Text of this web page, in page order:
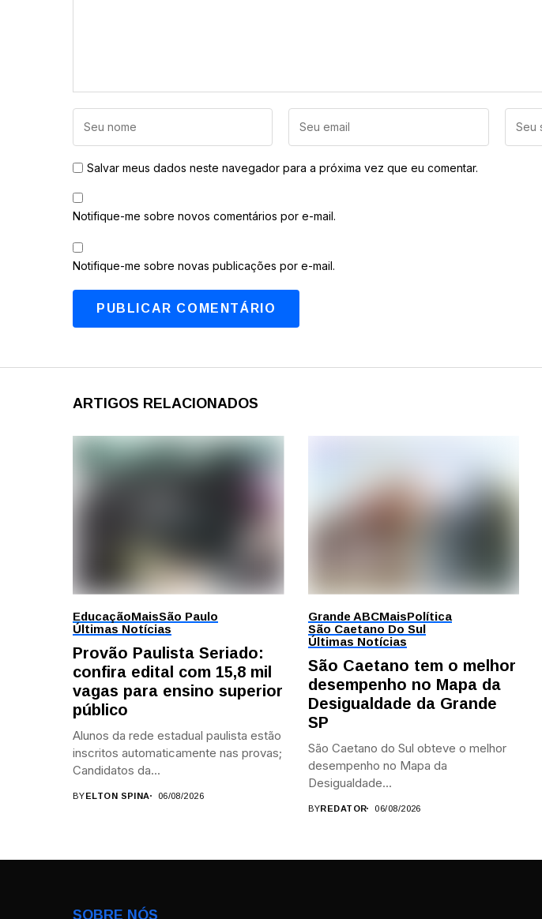
Salvar meus dados neste navegador para a próxima vez que eu comentar.
Notifique-me sobre novos comentários por e-mail.
Notifique-me sobre novas publicações por e-mail.
ARTIGOS RELACIONADOS
EducaçãoMaisSão Paulo
Últimas Notícias
Provão Paulista Seriado:
confira edital com 15,8 mil
vagas para ensino superior
público
Alunos da rede estadual paulista estão
inscritos automaticamente nas provas;
Candidatos da...
BYELTON SPINA 06/08/2026
Grande ABCMaisPolítica
São Caetano Do Sul
Últimas Notícias
São Caetano tem o melhor
desempenho no Mapa da
Desigualdade da Grande
SP
São Caetano do Sul obteve o melhor
desempenho no Mapa da
Desigualdade...
BYREDATOR 06/08/2026
SOBRE NÓS